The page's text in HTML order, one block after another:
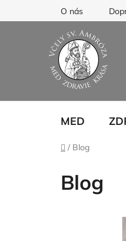
na
O nás
MED
Domů
/ Blog
Blog